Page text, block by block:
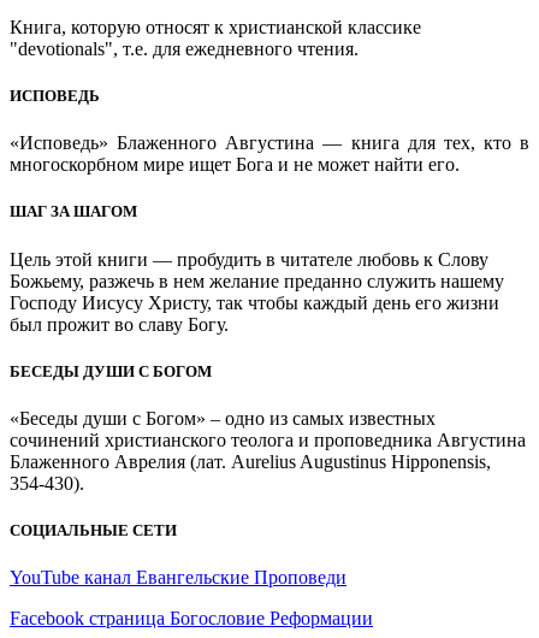
Книга, которую относят к христианской классике
"devotionals", т.е. для ежедневного чтения.
ИСПОВЕДЬ
«Исповедь» Блаженного Августина — книга для тех, кто в
многоскорбном мире ищет Бога и не может найти его.
ШАГ ЗА ШАГОМ
Цель этой книги — пробудить в читателе любовь к Слову
Божьему, разжечь в нем желание преданно служить нашему
Господу Иисусу Христу, так чтобы каждый день его жизни
был прожит во славу Богу.
БЕСЕДЫ ДУШИ С БОГОМ
«Беседы души с Богом» – одно из самых известных
сочинений христианского теолога и проповедника Августина
Блаженного Аврелия (лат. Aurelius Augustinus Hipponensis,
354-430).
СОЦИАЛЬНЫЕ СЕТИ
YouTube канал Евангельские Проповеди
Facebook страница Богословие Реформации